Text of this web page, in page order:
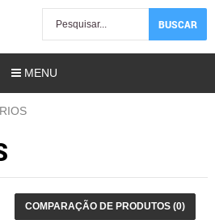
BUSCAR
MENU
COMPARAÇÃO DE PRODUTOS (0)